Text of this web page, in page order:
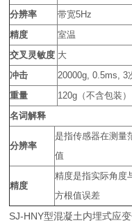
分辨率
带宽5Hz
精度
室温
交叉灵敏度 大
冲击
20000g, 0.5ms, 3
重量
120g（不含包装）
名词解释
分辨率
是指传感器在测量
值
精度
精度是指实际角度
方根值误差
SJ-HNY型混凝土内埋式应